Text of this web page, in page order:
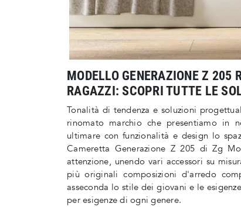
MODELLO GENERAZIONE Z
RAGAZZI: SCOPRI TUTTE LE
Tonalità di tendenza e soluzioni
rinomato marchio che presentiamo in
ultimare con funzionalità e design lo
Cameretta Generazione Z 205 di Zg
attenzione, unendo vari accessori su
più originali composizioni d'arredo
asseconda lo stile dei giovani e le
per esigenze di ogni genere.